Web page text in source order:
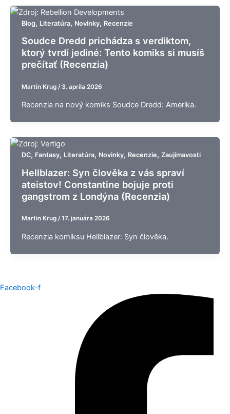
Blog, Literatúra, Novinky, Recenzie
Soudce Dredd prichádza s verdiktom,
ktorý tvrdí jediné: Tento komiks si musíš
prečítať (Recenzia)
Martin Krug / 3. apríla 2026
Recenzia na nový komiks Soudce Dredd: Amerika.
DC, Fantasy, Literatúra, Novinky, Recenzie, Zaujímavosti
Hellblazer: Syn člověka z vás spraví
ateistov! Constantine bojuje proti
gangstrom z Londýna (Recenzia)
Martin Krug / 17. januára 2026
Recenzia komiksu Hellblazer: Syn člověka.
Facebook-f